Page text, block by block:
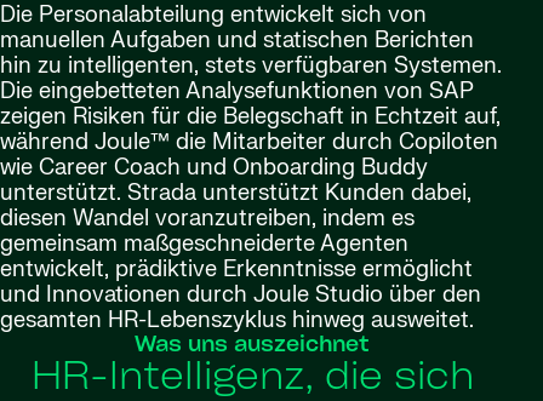
Die Personalabteilung entwickelt sich von
manuellen Aufgaben und statischen Berichten
hin zu intelligenten, stets verfügbaren Systemen.
Die eingebetteten Analysefunktionen von SAP
zeigen Risiken für die Belegschaft in Echtzeit auf,
während Joule™ die Mitarbeiter durch Copiloten
wie Career Coach und Onboarding Buddy
unterstützt. Strada unterstützt Kunden dabei,
diesen Wandel voranzutreiben, indem es
gemeinsam maßgeschneiderte Agenten
entwickelt, prädiktive Erkenntnisse ermöglicht
und Innovationen durch Joule Studio über den
gesamten HR-Lebenszyklus hinweg ausweitet.
Was uns auszeichnet
HR-Intelligenz, die sich